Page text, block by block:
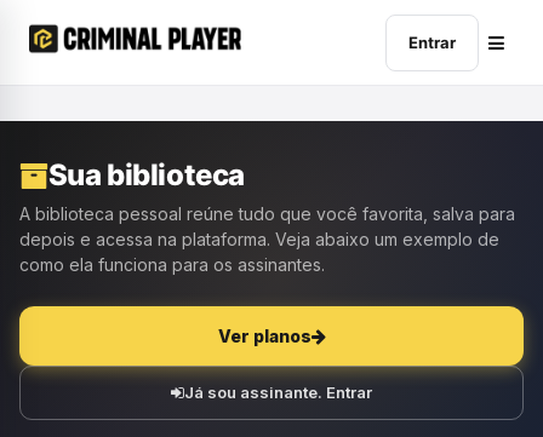
Entrar
Sua biblioteca
A biblioteca pessoal reúne tudo que você favorita, salva para
depois e acessa na plataforma. Veja abaixo um exemplo de
como ela funciona para os assinantes.
Ver planos
Já sou assinante. Entrar